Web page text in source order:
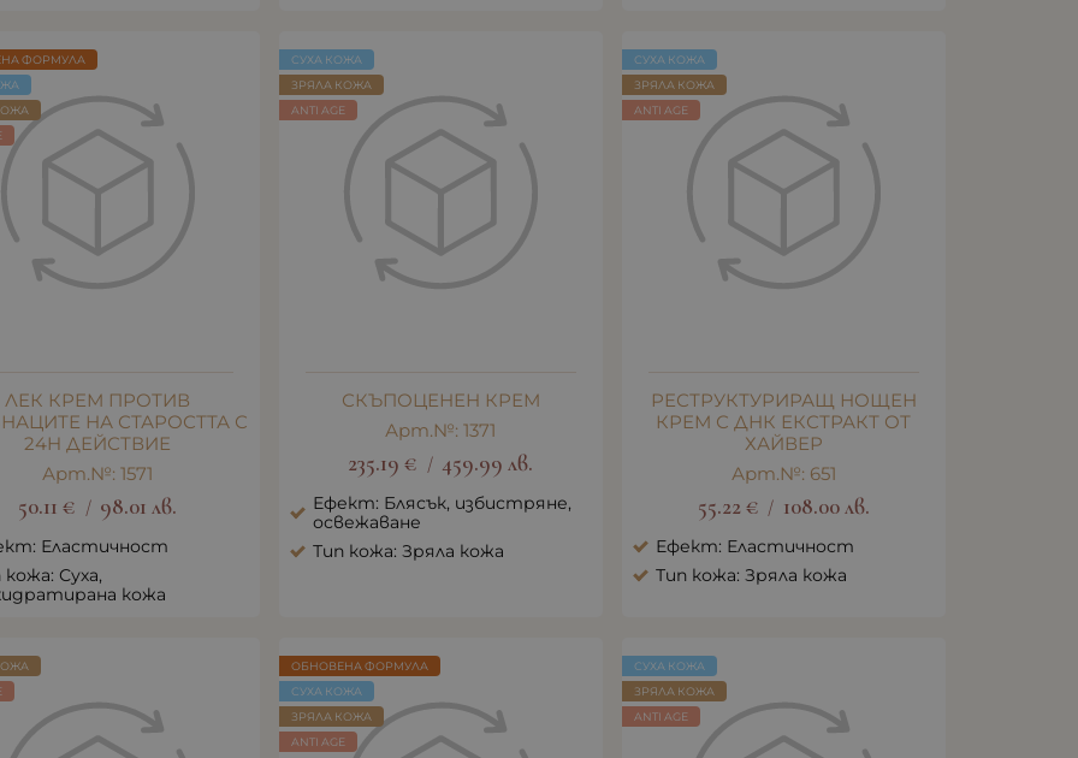
ЛЕК КРЕМ ПРОТИВ
НА СТАРОСТТА С
24H ДЕЙСТВИЕ
Арт.№: 1571
50.11 € / 98.01 лв.
Еластичност
кожа: Суха,
кожа
ФОРМУЛА
СКЪПОЦЕНЕН КРЕМ
Арт.№: 1371
235.19 € / 459.99 лв.
Ефект: Блясък, избистряне,
освежаване
Тип кожа: Зряла кожа
СУХА КОЖА
ЗРЯЛА КОЖА
ANTI AGE
РЕСТРУКТУРИРАЩ НОЩЕН
КРЕМ С ДНК ЕКСТРАКТ ОТ
ХАЙВЕР
Арт.№: 651
55.22€ / 108.00лв.
Ефект: Еластичност
Тип кожа: Зряла кожа
СУХА КОЖА
ЗРЯЛА КОЖА
ANTI AGE
ОБНОВЕНА ФОРМУЛА
СУХА КОЖА
ЗРЯЛА КОЖА
ANTI AGE
СУХА КОЖА
ЗРЯЛА КОЖА
ANTI AGE